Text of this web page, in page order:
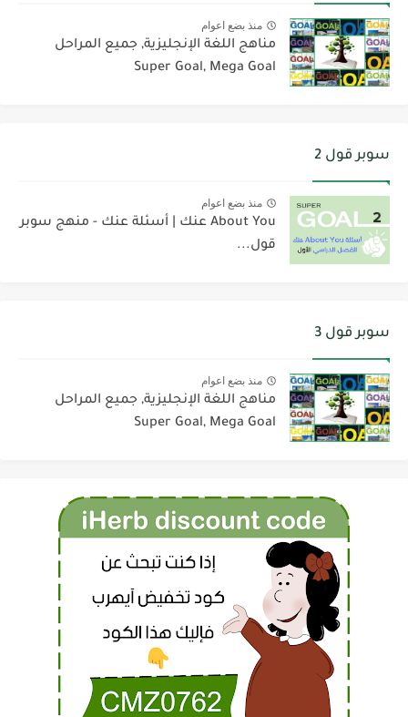
منذ بضع اعوام
مناهج اللغة الإنجليزية, جميع المراحل
Super Goal, Mega Goal
سوبر قول 2
منذ بضع اعوام
About You عنك | أسئلة عنك - منهج سوبر
قول...
سوبر قول 3
منذ بضع اعوام
مناهج اللغة الإنجليزية, جميع المراحل
Super Goal, Mega Goal